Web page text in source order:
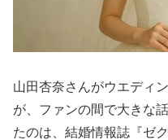
山田杏奈さんがウエディ
が、ファンの間で大きな
たのは、結婚情報誌『ゼ